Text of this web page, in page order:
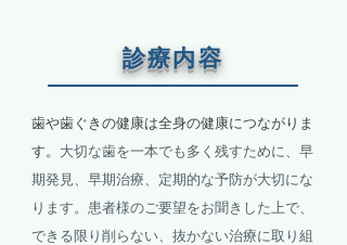
診療内容
歯や歯ぐきの健康は全身の健康につながりま
す。 大切な歯を一本でも多く残すために、早
期発見、早期治療、定期的な予防が大切にな
ります。患者様のご要望をお聞きした上で、
できる限り削らない、抜かない治療に取り組